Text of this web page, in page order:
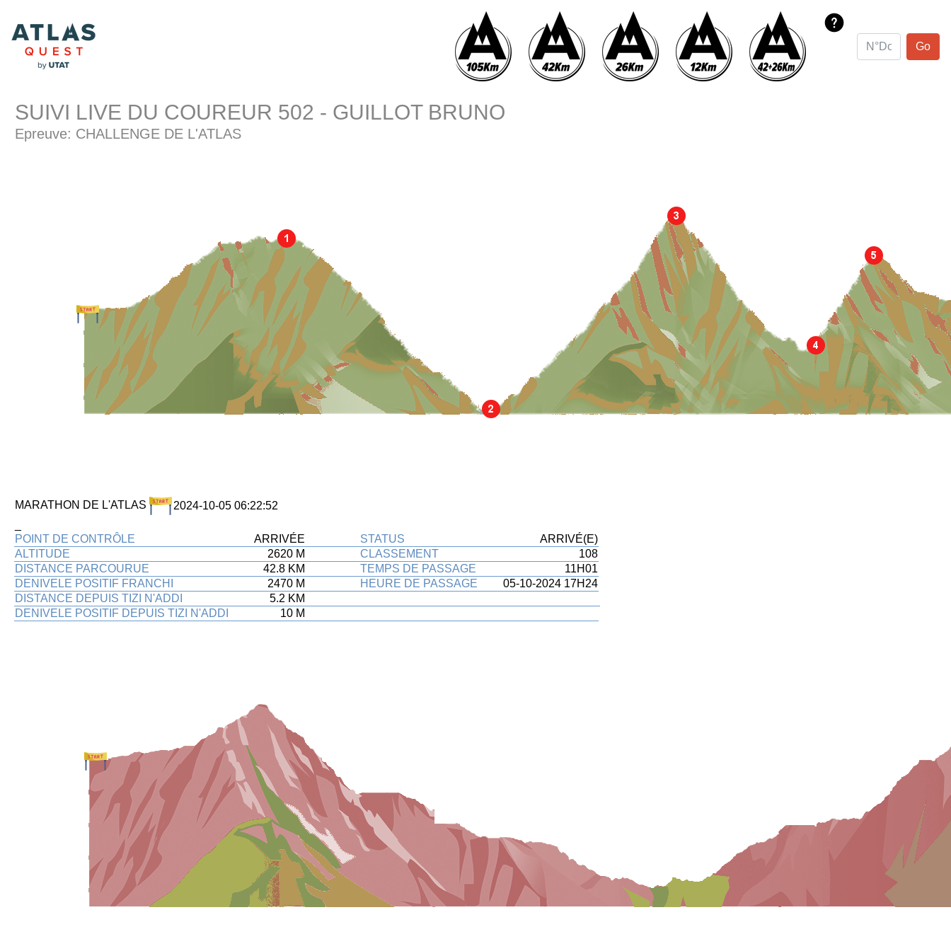
SUIVI LIVE DU COUREUR 502 - GUILLOT BRUNO
Epreuve: CHALLENGE DE L'ATLAS
MARATHON DE L'ATLAS
2024-10-05 06:22:52
POINT DE CONTRÔLE
ARRIVÉE STATUS
ARRIVÉ(E)
ALTITUDE
2620 M CLASSEMENT
108
DISTANCE PARCOURUE
42.8 KM TEMPS DE PASSAGE
11H01
DENIVELE POSITIF FRANCHI
2470 M HEURE DE PASSAGE
05-10-2024 17H24
DISTANCE DEPUIS TIZI N'ADDI
5.2 KM
DENIVELE POSITIF DEPUIS TIZI N'ADDI
10 M